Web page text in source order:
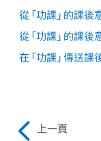
從「功課」的課後
從「功課」的課
在「功課」傳送課
上一頁